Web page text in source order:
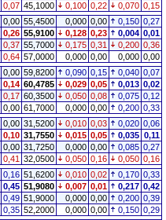
0,07 45,1000 0,100 0,22 0,070 0,15
0,00 55,4500 0,000 0,00 0,150 0,27
0,26 55,9100 0,128 0,23 0,004 0,01
0,37 55,7000 0,175 0,31 0,200 0,36
0,64 57,0000 0,000 0,00 0,000 0,00
0,00 59,8200 0,090 0,15 0,040 0,07
0,14 60,4785 0,029 0,05 0,013 0,02
0,17 60,3500 0,050 0,08 0,075 0,12
0,00 61,7000 0,000 0,00 0,200 0,33
0,00 31,5200 0,010 0,03 0,020 0,06
0,10 31,7550 0,015 0,05 0,035 0,11
0,00 31,7250 0,000 0,00 0,085 0,27
0,41 32,0500 0,050 0,16 0,050 0,16
0,16 51,6200 0,010 0,02 0,170 0,33
0,45 51,9080 0,007 0,01 0,217 0,42
0,49 51,9000 0,000 0,00 0,200 0,39
0,35 52,2000 0,000 0,00 0,150 0,29